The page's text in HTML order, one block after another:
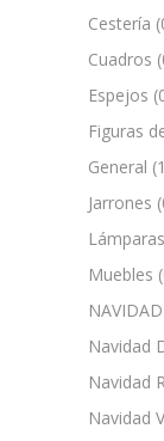
Cestería
Cuadros
Espejos
Figuras
General
Jarrones
Lámparas
Muebles
NAVIDAD
Navidad
Navidad
Navidad